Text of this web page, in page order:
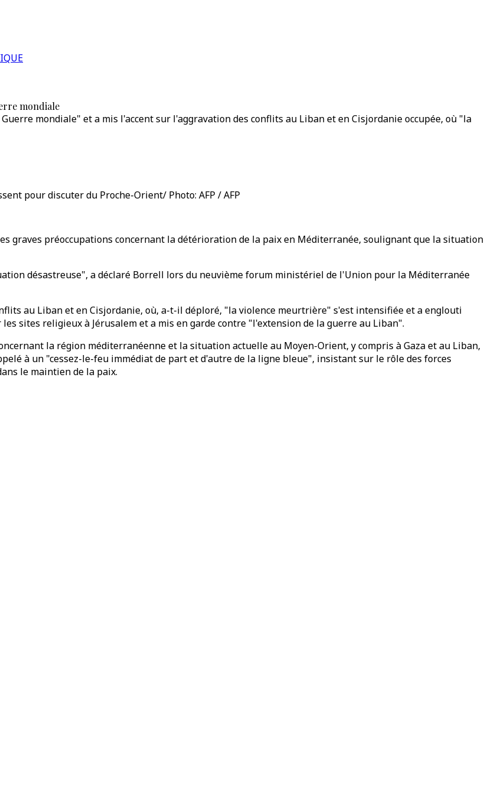
mondiale
mondiale" et a mis l'accent sur l'aggravation des conflits au Liban et en Cisjordanie occupée, où "la
pour discuter du Proche-Orient/ Photo: AFP / AFP
graves préoccupations concernant la détérioration de la paix en Méditerranée, soulignant que la situation
désastreuse", a déclaré Borrell lors du neuvième forum ministériel de l'Union pour la Méditerranée
au Liban et en Cisjordanie, où, a-t-il déploré, "la violence meurtrière" s'est intensifiée et a englouti
sites religieux à Jérusalem et a mis en garde contre "l'extension de la guerre au Liban".
la région méditerranéenne et la situation actuelle au Moyen-Orient, y compris à Gaza et au Liban,
à un "cessez-le-feu immédiat de part et d'autre de la ligne bleue", insistant sur le rôle des forces
le maintien de la paix.